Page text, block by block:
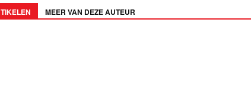
MEER VAN DEZE AUTEUR